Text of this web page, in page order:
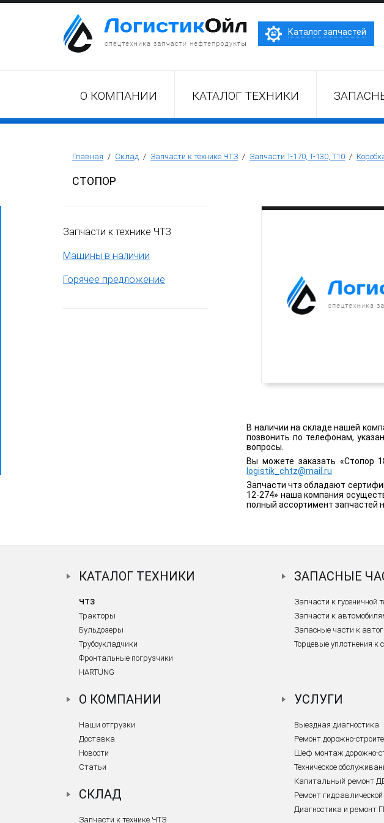
Бульдозер Б12
Трубоукладчики ТР12 /ТР20
Каталог запчастей
О КОМПАНИИ КАТАЛОГ ТЕХНИКИ
Главная / Склад / Запчасти к технике ЧТЗ / Запчасти Т-170, Т-130, Т10 /
СТОПОР
В наличии на складе нашей
позвонить по телефонам,
вопросы.
Вы можете заказать «Стопор
logistik_chtz@mail.ru
Запчасти чтз обладают
12-274» наша компания
полный ассортимент запчастей
Запчасти к технике ЧТЗ
Машины в наличии
Горячее предложение
КАТАЛОГ ТЕХНИКИ
ЧТЗ
Тракторы
Бульдозеры
Трубоукладчики
Фронтальные погрузчики
HARTUNG
ЗАПАСНЫЕ
Запчасти к гусеничной
Запчасти к
Запасные части к
Торцевые уплотнения к
О КОМПАНИИ
Наши отгрузки
Доставка
Новости
Статьи
СКЛАД
Запчасти к технике ЧТЗ
УСЛУГИ
Выездная диагностика
Ремонт дорожно-
Шеф монтаж дорожно-
Техническое
Капитальный ремонт
Ремонт
Диагностика и ремонт